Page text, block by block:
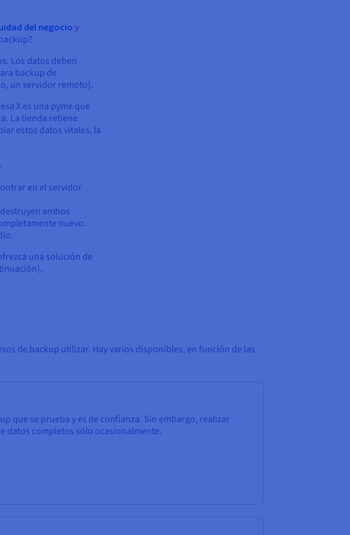
del negocio y
Los datos deben
backup de
un servidor remoto).
X es una pyme que
La tienda retiene
estos datos vitales, la
en el servidor
ambos
nuevo.
una solución de
de backup utilizar. Hay varios disponibles, en función de las
que se prueba y es de confianza. Sin embargo, realizar
datos completos sólo ocasionalmente.